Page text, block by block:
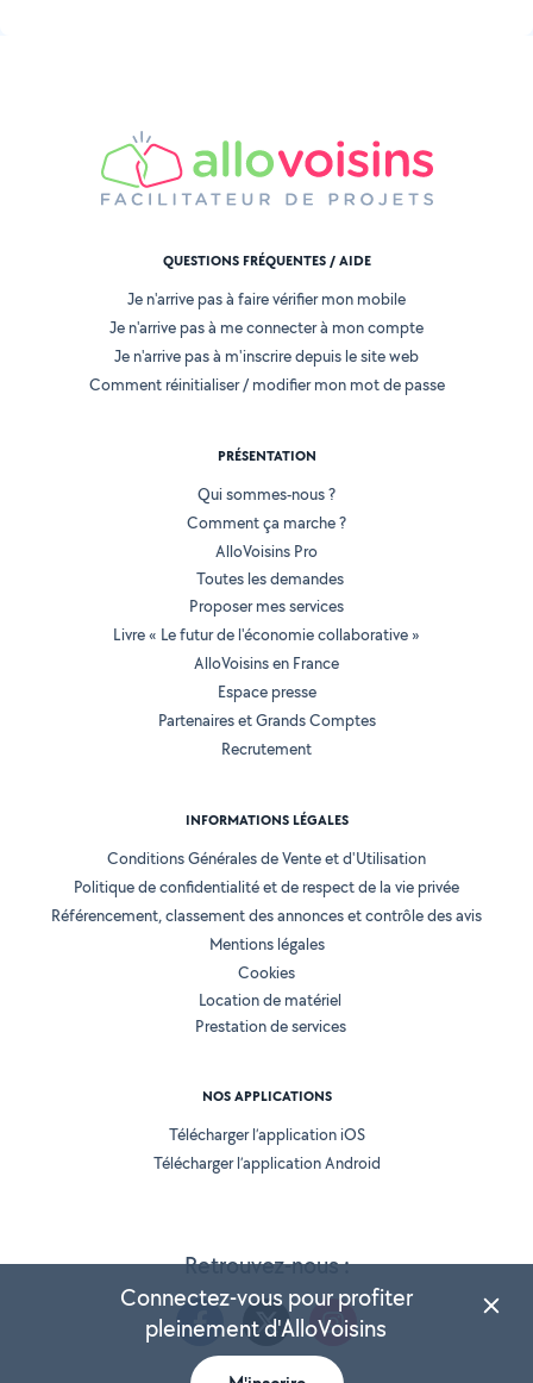
Retrouvez-nous :
QUESTIONS FRÉQUENTES / AIDE
Je n'arrive pas à faire vérifier mon mobile
Je n'arrive pas à me connecter à mon compte
Je n'arrive pas à m'inscrire depuis le site web
Comment réinitialiser / modifier mon mot de passe
PRÉSENTATION
Qui sommes-nous ?
Comment ça marche ?
AlloVoisins Pro
Toutes les demandes
Proposer mes services
Livre « Le futur de l'économie collaborative »
AlloVoisins en France
Espace presse
Partenaires et Grands Comptes
Recrutement
INFORMATIONS LÉGALES
Conditions Générales de Vente et d'Utilisation
Politique de confidentialité et de respect de la vie privée
Référencement, classement des annonces et contrôle des avis
Mentions légales
Cookies
Location de matériel
Prestation de services
NOS APPLICATIONS
Télécharger l’application iOS
Télécharger l’application Android
Connectez-vous pour profiter
pleinement d'AlloVoisins